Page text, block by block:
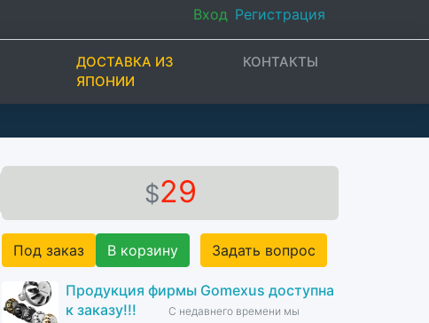
Вход Регистрация
ДОСТАВКА ИЗ
ЯПОНИИ
КОНТАКТЫ
$29
Под заказ В корзину Задать вопрос
Продукция фирмы Gomexus доступна
к заказу!!!
С недавнего времени мы